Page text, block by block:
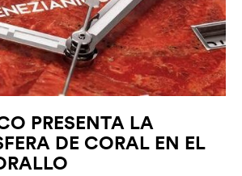
PRESENTA LA
DE CORAL EN EL